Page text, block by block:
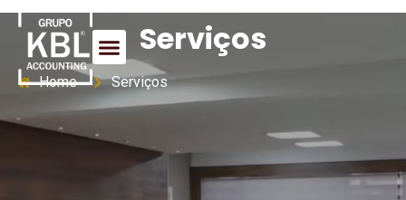
Serviços
Home Serviços